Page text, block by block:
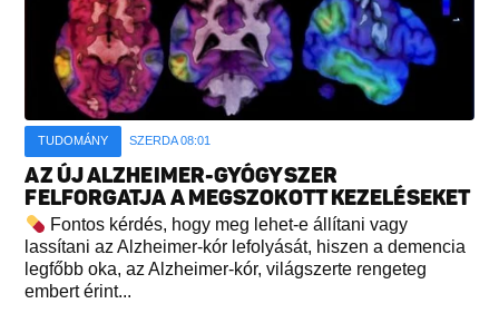
TUDOMÁNY SZERDA 08:01
AZ ÚJ ALZHEIMER-GYÓGYSZER
FELFORGATJA A MEGSZOKOTT KEZELÉSEKET
Fontos kérdés, hogy meg lehet-e állítani vagy
lassítani az Alzheimer-kór lefolyását, hiszen a demencia
legfőbb oka, az Alzheimer-kór, világszerte rengeteg
embert érint...